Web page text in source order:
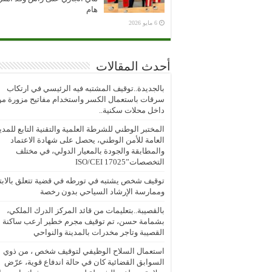
هام
6 مايو 2026
أحدث المقالات
بالجديدة..توقيف المشتبه فيه الرئيسي في ارتكاب
سرقات باستعمال الكسر واستخدام مفاتيح مزورة
داخل محلات سكنية..
المختبر الوطني للشرطة العلمية والتقنية التابع
العامة للأمن الوطني، يحصل على شهادة الاعتماد
والمطابقة والجودة بالمعيار الدولي، في مختلف
التخصصات”ISO/CEI 17025
توقيف شخص يشتبه في تورطه في قضية تتعلق
وممارسة الإرشاد السياحي بدون رخصة
بالقصيبة..بتعليمات من قائد المركز الدرك الملكي،
بشمامة حسن، تم توقيف مجرم خطير ارعب ساكنة
القصيبة وتاجر مخدرات بالمدينة والنواحي
استعمال السلاح الوظيفي لتوقيف شخص ، من ذوي
السوابق القضائية كان في حالة اندفاع قوية، عرّض